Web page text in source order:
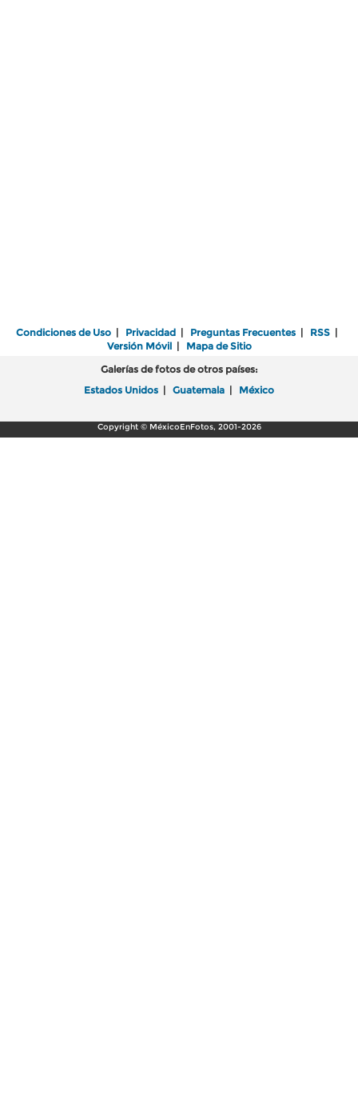
Condiciones de Uso | Privacidad | Preguntas Frecuentes | RSS |
Versión Móvil| Mapa de Sitio
Galerías de fotos de otros países:
Estados Unidos | Guatemala | México
Copyright © MéxicoEnFotos, 2001-2026